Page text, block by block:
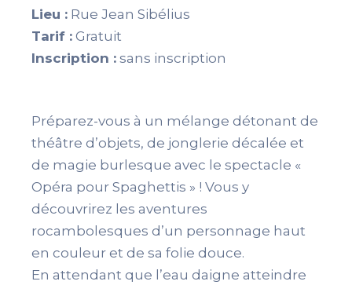
Lieu : Rue Jean Sibélius
Tarif : Gratuit
Inscription : sans inscription
Préparez-vous à un mélange détonant de
théâtre d’objets, de jonglerie décalée et
de magie burlesque avec le spectacle «
Opéra pour Spaghettis » ! Vous y
découvrirez les aventures
rocambolesques d’un personnage haut
en couleur et de sa folie douce.
En attendant que l’eau daigne atteindre